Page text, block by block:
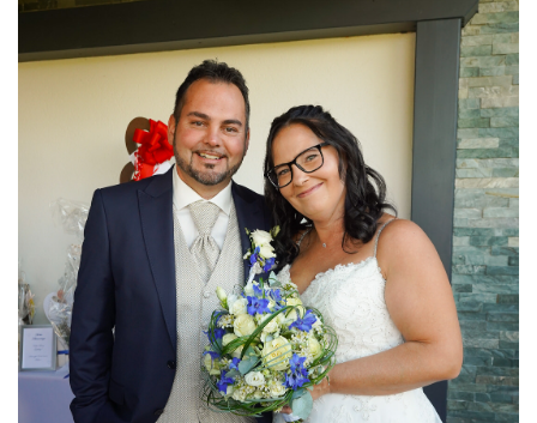
leseni izdelki
mi
dnevnik
pišite nam